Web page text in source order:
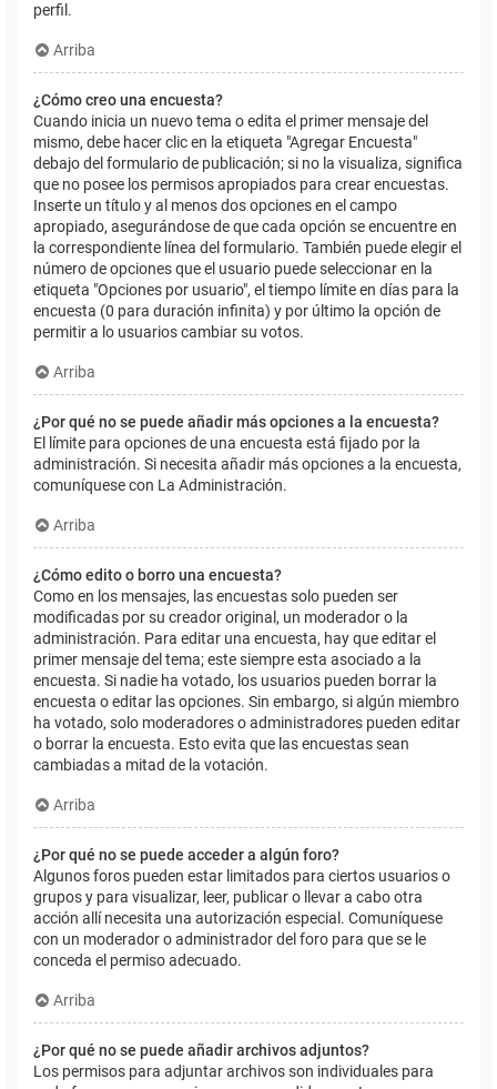
perfil.
Arriba
¿Cómo creo una encuesta?
Cuando inicia un nuevo tema o edita el primer mensaje del
mismo, debe hacer clic en la etiqueta "Agregar Encuesta"
debajo del formulario de publicación; si no la visualiza, significa
que no posee los permisos apropiados para crear encuestas.
Inserte un título y al menos dos opciones en el campo
apropiado, asegurándose de que cada opción se encuentre en
la correspondiente línea del formulario. También puede elegir el
número de opciones que el usuario puede seleccionar en la
etiqueta "Opciones por usuario", el tiempo límite en días para la
encuesta (0 para duración infinita) y por último la opción de
permitir a lo usuarios cambiar su votos.
Arriba
¿Por qué no se puede añadir más opciones a la encuesta?
El límite para opciones de una encuesta está fijado por la
administración. Si necesita añadir más opciones a la encuesta,
comuníquese con La Administración.
Arriba
¿Cómo edito o borro una encuesta?
Como en los mensajes, las encuestas solo pueden ser
modificadas por su creador original, un moderador o la
administración. Para editar una encuesta, hay que editar el
primer mensaje del tema; este siempre esta asociado a la
encuesta. Si nadie ha votado, los usuarios pueden borrar la
encuesta o editar las opciones. Sin embargo, si algún miembro
ha votado, solo moderadores o administradores pueden editar
o borrar la encuesta. Esto evita que las encuestas sean
cambiadas a mitad de la votación.
Arriba
¿Por qué no se puede acceder a algún foro?
Algunos foros pueden estar limitados para ciertos usuarios o
grupos y para visualizar, leer, publicar o llevar a cabo otra
acción allí necesita una autorización especial. Comuníquese
con un moderador o administrador del foro para que se le
conceda el permiso adecuado.
Arriba
¿Por qué no se puede añadir archivos adjuntos?
Los permisos para adjuntar archivos son individuales para